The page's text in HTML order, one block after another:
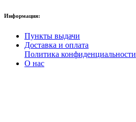
Информация:
Пункты выдачи
Доставка и оплата
Политика конфиденциальности
О нас